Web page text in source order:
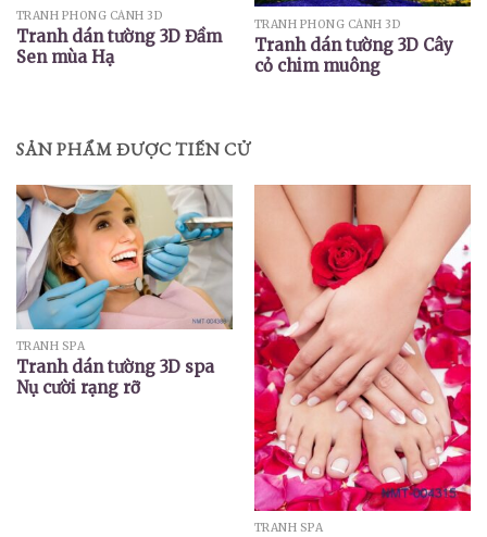
TRANH PHONG CẢNH 3D
Tranh dán tường 3D Đầm
Sen mùa Hạ
TRANH PHONG CẢNH 3D
Tranh dán tường 3D Cây
cỏ chim muông
SẢN PHẨM ĐƯỢC TIẾN CỬ
TRANH SPA
Tranh dán tường 3D spa
Nụ cười rạng rỡ
TRANH SPA